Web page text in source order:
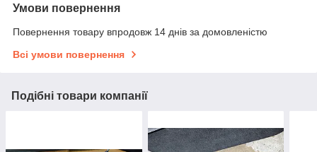
Умови повернення
Повернення товару впродовж 14 днів за домовленістю
Всі умови повернення
Подібні товари компанії